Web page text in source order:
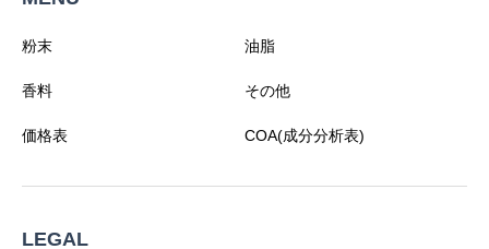
粉末 油脂
香料 その他
価格表 COA(成分分析表)
LEGAL